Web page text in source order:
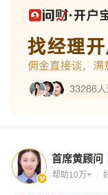
首席黄顾问
帮助10万+